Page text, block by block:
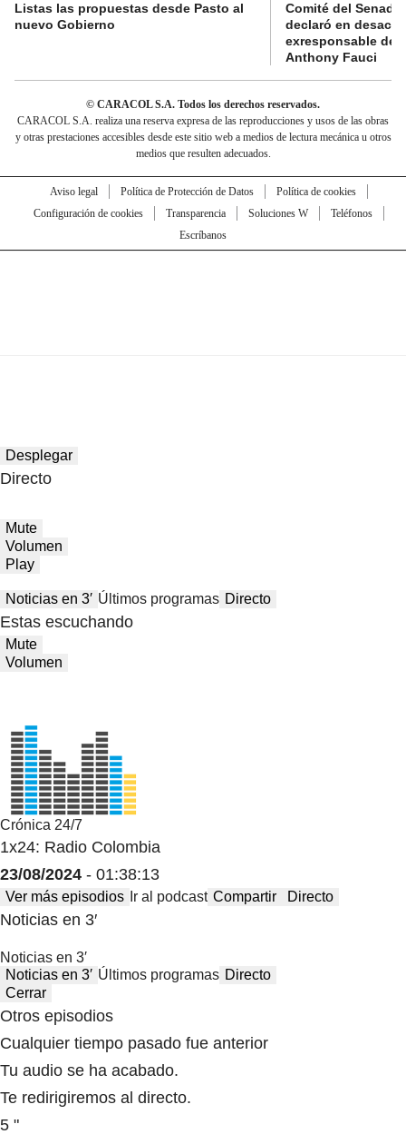
Listas las propuestas desde Pasto al
nuevo Gobierno
Comité del Senado
declaró en
exresponsable de
Anthony Fauci
© CARACOL S.A. Todos los derechos reservados.
CARACOL S.A. realiza una reserva expresa de las reproducciones y usos de las obras
y otras prestaciones accesibles desde este sitio web a medios de lectura mecánica u otros
medios que resulten adecuados.
Aviso legal Política de Protección de Datos
Política de cookies
Configuración de cookies
Transparencia Soluciones W
Teléfonos
Escríbanos
Desplegar
Directo
Mute
Volumen
Play
Noticias en 3′ Últimos programas Directo
Estas escuchando
Mute
Volumen
Crónica 24/7
1x24: Radio Colombia
23/08/2024 - 01:38:13
Ver más episodios Ir al podcast Compartir Directo
Noticias en 3′
Noticias en 3′
Noticias en 3′ Últimos programas Directo
Cerrar
Otros episodios
Cualquier tiempo pasado fue anterior
Tu audio se ha acabado.
Te redirigiremos al directo.
5 "